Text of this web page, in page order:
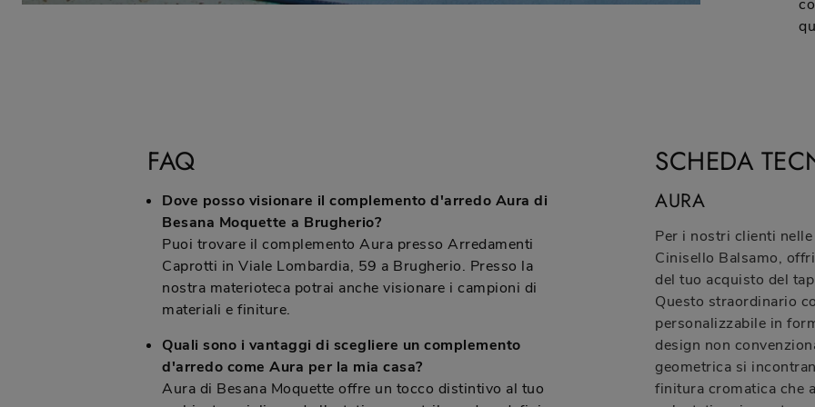
FAQ
Dove posso visionare il complemento d'arredo Aura di
Besana Moquette a Brugherio?
Puoi trovare il complemento Aura presso Arredamenti
Caprotti in Viale Lombardia, 59 a Brugherio. Presso la
nostra materioteca potrai anche visionare i campioni di
materiali e finiture.
Quali sono i vantaggi di scegliere un complemento
d'arredo come Aura per la mia casa?
Aura di Besana Moquette offre un tocco distintivo al tuo
SCHEDA
AURA
Per i nostri clienti
Cinisello Balsamo,
del tuo acquisto del
Questo straordinario
personalizzabile in
design non
geometrica si
finitura cromatica che